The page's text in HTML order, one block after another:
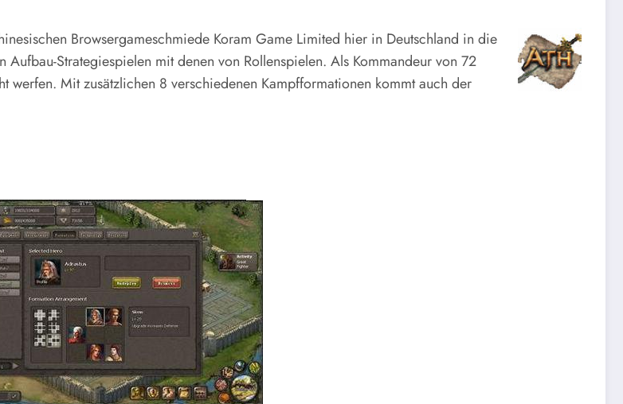
Browsergameschmiede Koram Game Limited hier in Deutschland in die
Strategiespielen mit denen von Rollenspielen. Als Kommandeur von 72
Mit zusätzlichen 8 verschiedenen Kampfformationen kommt auch der